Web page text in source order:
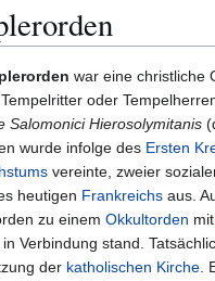
war eine christliche
oder
Salomonici Hierosolymitanis
wurde infolge des Ersten
vereinte, zweier
heutigen Frankreichs aus.
zu einem Okkultorden mit
Verbindung stand.
der katholischen Kirche